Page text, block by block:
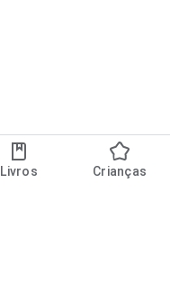
Livros Crianças